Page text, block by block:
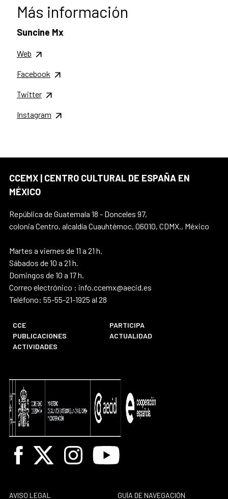
Más información
Suncine Mx
Web
Facebook
Twitter
Instagram
CCEMX | CENTRO CULTURAL DE ESPAÑA EN
MÉXICO
República de Guatemala 18 - Donceles 97,
colonia Centro, alcaldía Cuauhtémoc, 06010, CDMX., México
Martes a viernes de 11 a 21 h.
Sábados de 10 a 21 h.
Domingos de 10 a 17 h.
Correo electrónico : info.ccemx@aecid.es
Teléfono: 55-55-21-1925 al 28
CCE
PARTICIPA
PUBLICACIONES
ACTUALIDAD
ACTIVIDADES
Facebook
X InstagramYoutube
AVISO LEGAL
GUÍA DE NAVEGACIÓN